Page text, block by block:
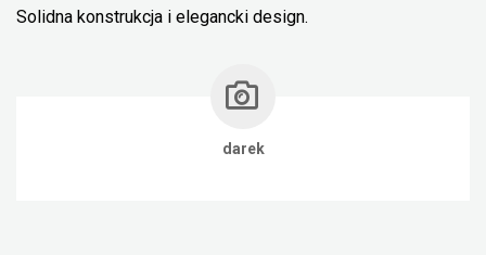
Solidna konstrukcja i elegancki design.
darek